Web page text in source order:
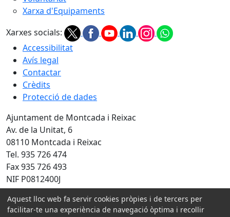
Xarxa d'Equipaments
Xarxes socials:
Accessibilitat
Avís legal
Contactar
Crèdits
Protecció de dades
Ajuntament de Montcada i Reixac
Av. de la Unitat, 6
08110 Montcada i Reixac
Tel. 935 726 474
Fax 935 726 493
NIF P0812400J
Amb la col·laboració de:
Aquest lloc web fa servir cookies pròpies i de tercers per
facilitar-te una experiència de navegació òptima i recollir